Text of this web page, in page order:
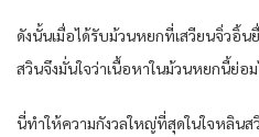
ดังนั้นเมื่อได้รับม้วนหยกที่เสวียนจิ่วอิ้น
สวินจึงมั่นใจว่าเนื้อหาในม้วนหยกนี้ย่อ
นี่ทำให้ความกังวลใหญ่ที่สุดในใจหลินส